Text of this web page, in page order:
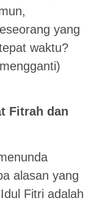
yang
waktu?
Fitrah dan
alasan yang
Fitri adalah